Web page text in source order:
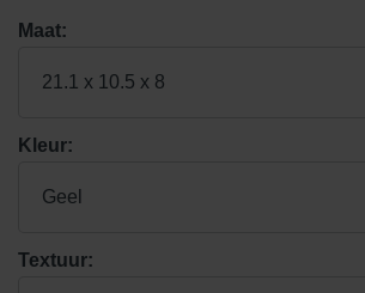
Maat:
21.1 x 10.5 x 8
Kleur:
Geel
Textuur: